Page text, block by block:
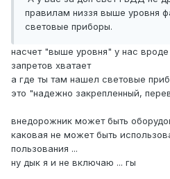
правилам низзя выше уровня
световые приборы.
насчет "выше уровня" у нас вроде
запретов хватает
а где ты там нашел световые
это "надежно закрепленный,
внедорожник может быть
каковая не может быть
пользования ...
ну дык я и не включаю ... гы